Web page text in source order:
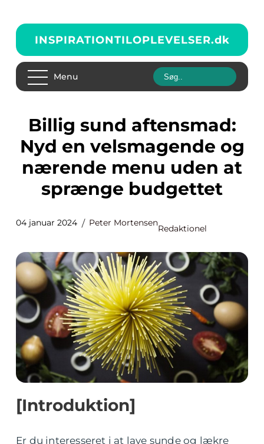
INSPIRATIONTILOPLEVELSER.dk
Menu
Billig sund aftensmad:
Nyd en velsmagende og
nærende menu uden at
sprænge budgettet
04 januar 2024 Peter Mortensen
Redaktionel
[Introduktion]
Er du interesseret i at lave sunde og lækre